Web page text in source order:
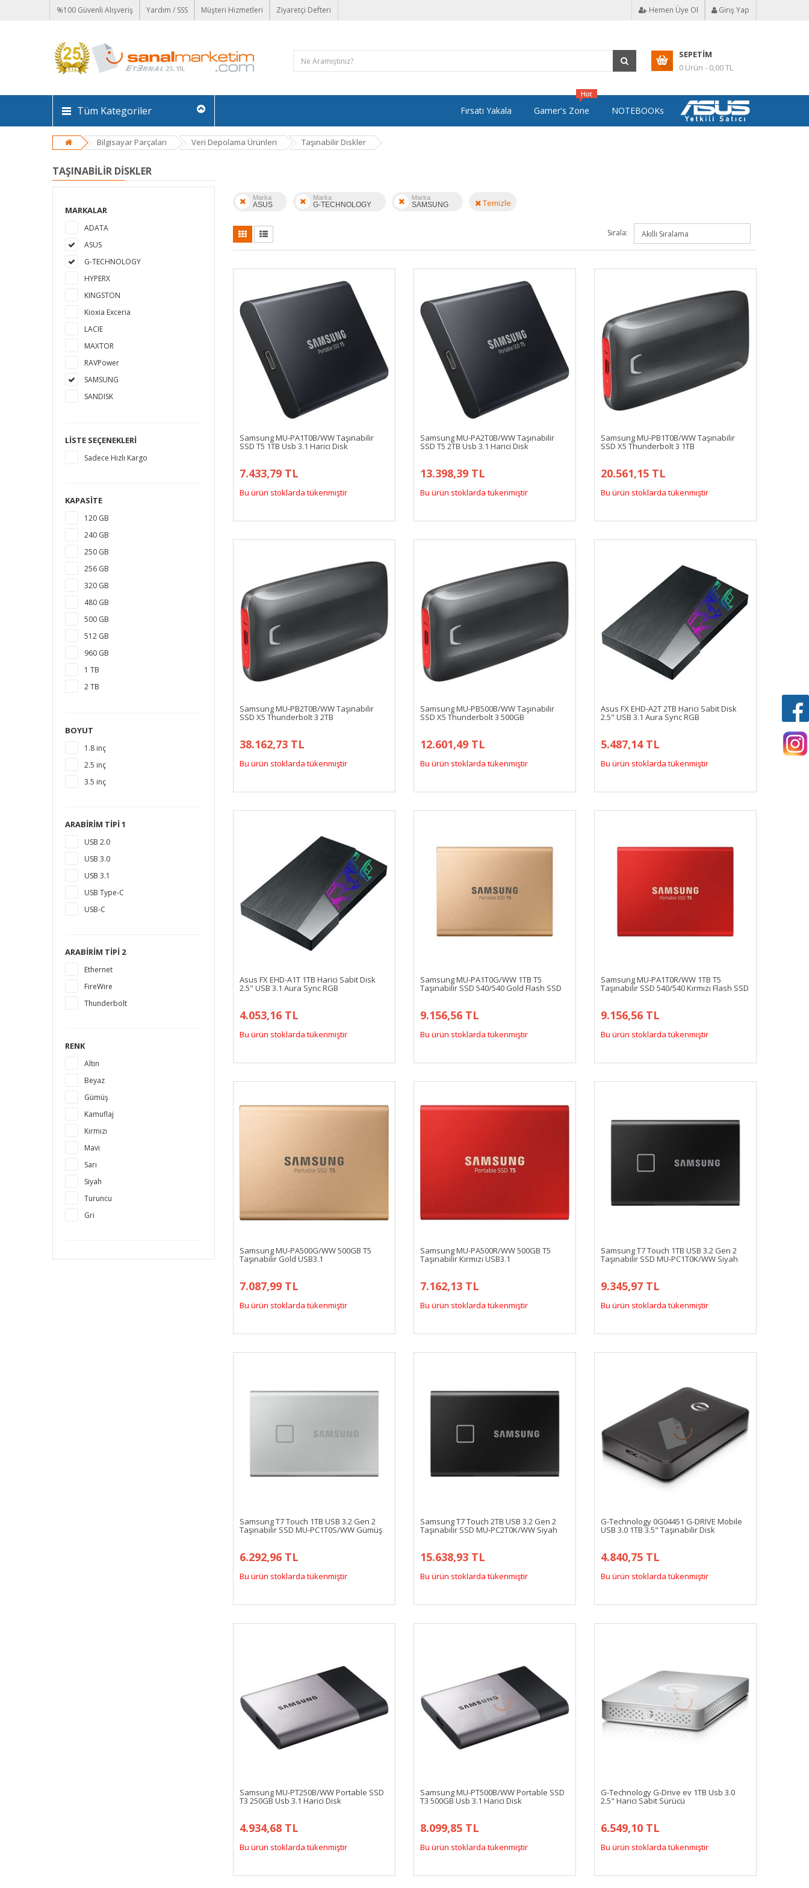
%100 Güvenli Alışveriş Yardım / SSS Müşteri Hizmetleri Ziyaretçi Defteri Hemen Üye Ol Giriş Yap
SEPETIM
0 Ürün - 0,00 TL
Tüm Kategoriler Fırsatı Yakala Gamer's Zone NOTEBOOKs
Bilgisayar Parçaları Veri Depolama Ürünleri Taşınabilir Diskler
TAŞINABILIR DISKLER
MARKALAR
ADATA
ASUS
G-TECHNOLOGY
HYPERX
KINGSTON
Kioxia Exceria
LACIE
MAXTOR
RAVPower
SAMSUNG
SANDISK
WESTERN DIGITAL
LISTE SEÇENEKLERI
Sadece Hızlı Kargo
KAPASITE
120 GB
240 GB
250 GB
256 GB
320 GB
480 GB
500 GB
512 GB
960 GB
1 TB
2 TB
6 TB
8 TB
10 TB
16 TB
18 TB
1,5 TB
14 TB
BOYUT
1.8 inç
2.5 inç
3.5 inç
ARABIRIM TIPI 1
USB 2.0
USB 3.0
USB 3.1
USB Type-C
USB-C
ARABIRIM TIPI 2
Ethernet
FireWire
Thunderbolt
RENK
Altın
Beyaz
Gümüş
Kamuflaj
Kırmızı
Mavi
Sarı
Siyah
Turuncu
Gri
Marka
ASUS
Marka
G-TECHNOLOGY
Marka
SAMSUNG Temizle
Sırala:
Samsung MU-PA1T0B/WW Taşınabilir
SSD T5 1TB Usb 3.1 Harici Disk
7.433,79 TL
Bu ürün stoklarda tükenmiştir
Samsung MU-PA2T0B/WW Taşınabilir
SSD T5 2TB Usb 3.1 Harici Disk
13.398,39 TL
Bu ürün stoklarda tükenmiştir
Samsung MU-PB1T0B/WW Taşınabilir
SSD X5 Thunderbolt 3 1TB
20.561,15 TL
Bu ürün stoklarda tükenmiştir
Samsung MU-PB2T0B/WW Taşınabilir
SSD X5 Thunderbolt 3 2TB
38.162,73 TL
Bu ürün stoklarda tükenmiştir
Samsung MU-PB500B/WW Taşınabilir
SSD X5 Thunderbolt 3 500GB
12.601,49 TL
Bu ürün stoklarda tükenmiştir
Asus FX EHD-A2T 2TB Harici Sabit Disk
2.5" USB 3.1 Aura Sync RGB
5.487,14 TL
Bu ürün stoklarda tükenmiştir
Asus FX EHD-A1T 1TB Harici Sabit Disk
2.5" USB 3.1 Aura Sync RGB
4.053,16 TL
Bu ürün stoklarda tükenmiştir
Samsung MU-PA1T0G/WW 1TB T5
Taşınabilir SSD 540/540 Gold Flash SSD
9.156,56 TL
Bu ürün stoklarda tükenmiştir
Samsung MU-PA1T0R/WW 1TB T5
Taşınabilir SSD 540/540 Kırmızı Flash SSD
9.156,56 TL
Bu ürün stoklarda tükenmiştir
Samsung MU-PA500G/WW 500GB T5
Taşınabilir Gold USB3.1
7.087,99 TL
Bu ürün stoklarda tükenmiştir
Samsung MU-PA500R/WW 500GB T5
Taşınabilir Kırmızı USB3.1
7.162,13 TL
Bu ürün stoklarda tükenmiştir
Samsung T7 Touch 1TB USB 3.2 Gen 2
Taşınabilir SSD MU-PC1T0K/WW Siyah
9.345,97 TL
Bu ürün stoklarda tükenmiştir
Samsung T7 Touch 1TB USB 3.2 Gen 2
Taşınabilir SSD MU-PC1T0S/WW Gümüş
6.292,96 TL
Bu ürün stoklarda tükenmiştir
Samsung T7 Touch 2TB USB 3.2 Gen 2
Taşınabilir SSD MU-PC2T0K/WW Siyah
15.638,93 TL
Bu ürün stoklarda tükenmiştir
G-Technology 0G04451 G-DRIVE Mobile
USB 3.0 1TB 3.5" Taşınabilir Disk
4.840,75 TL
Bu ürün stoklarda tükenmiştir
Samsung MU-PT250B/WW Portable SSD
T3 250GB Usb 3.1 Harici Disk
4.934,68 TL
Bu ürün stoklarda tükenmiştir
Samsung MU-PT500B/WW Portable SSD
T3 500GB Usb 3.1 Harici Disk
8.099,85 TL
Bu ürün stoklarda tükenmiştir
G-Technology G-Drive ev 1TB Usb 3.0
2.5" Harici Sabit Sürücü
6.549,10 TL
Bu ürün stoklarda tükenmiştir